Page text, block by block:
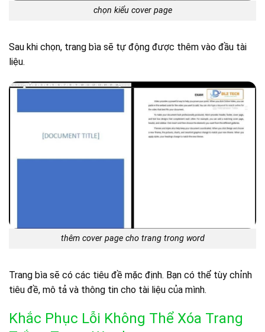
chọn kiểu cover page
Sau khi chọn, trang bìa sẽ tự động được thêm vào đầu tài
liệu.
thêm cover page cho trang trong word
Trang bìa sẽ có các tiêu đề mặc định. Bạn có thể tùy chỉnh
tiêu đề, mô tả và thông tin cho tài liệu của mình.
Khắc Phục Lỗi Không Thể Xóa Trang